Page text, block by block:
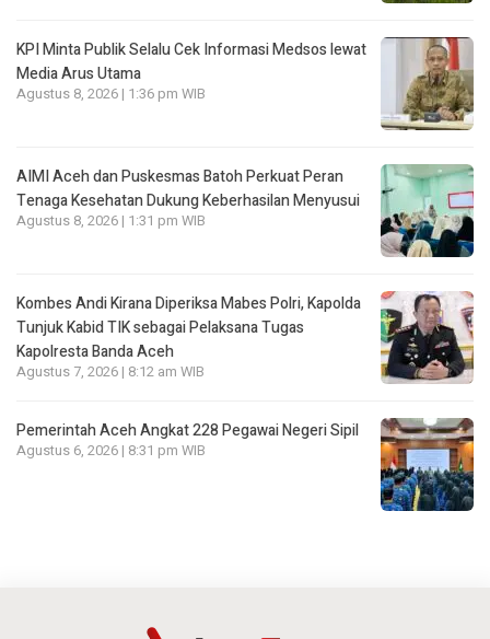
KPI Minta Publik Selalu Cek Informasi Medsos lewat
Media Arus Utama
Agustus 8, 2026 | 1:36 pm WIB
AIMI Aceh dan Puskesmas Batoh Perkuat Peran
Tenaga Kesehatan Dukung Keberhasilan Menyusui
Agustus 8, 2026 | 1:31 pm WIB
Kombes Andi Kirana Diperiksa Mabes Polri, Kapolda
Tunjuk Kabid TIK sebagai Pelaksana Tugas
Kapolresta Banda Aceh
Agustus 7, 2026 | 8:12 am WIB
Pemerintah Aceh Angkat 228 Pegawai Negeri Sipil
Agustus 6, 2026 | 8:31 pm WIB